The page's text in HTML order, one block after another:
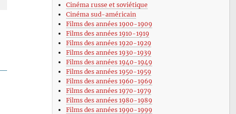
Cinéma russe et soviétique
Cinéma sud-américain
Films des années 1900-1909
Films des années 1910-1919
Films des années 1920-1929
Films des années 1930-1939
Films des années 1940-1949
Films des années 1950-1959
Films des années 1960-1969
Films des années 1970-1979
Films des années 1980-1989
Films des années 1990-1999